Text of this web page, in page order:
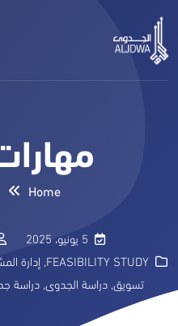
Home
5 يونيو، 2025
FEASIBILITY STUDY
, إدارة
تسويق, دراسة الجدوى, دراسة